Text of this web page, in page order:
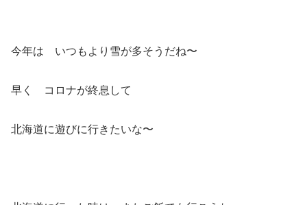
今年は いつもより雪が多そうだね〜
早く コロナが終息して
北海道に遊びに行きたいな〜